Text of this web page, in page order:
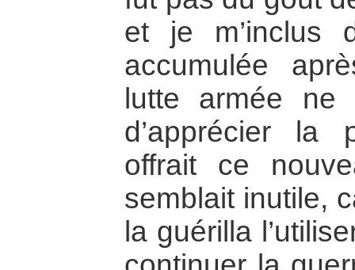
et je m’inclus
accumulée
lutte armée ne
d’apprécier la
offrait ce
semblait inutile,
la guérilla